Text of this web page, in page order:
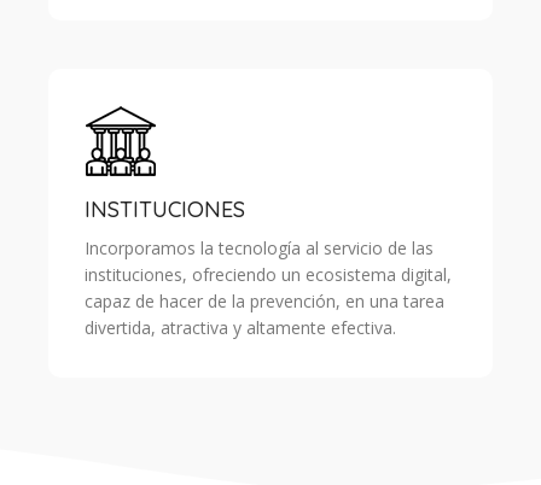
INSTITUCIONES
Incorporamos la tecnología al servicio de las
instituciones, ofreciendo un ecosistema digital,
capaz de hacer de la prevención, en una tarea
divertida, atractiva y altamente efectiva.